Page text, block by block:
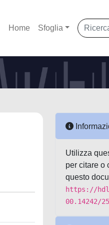
Home Sfoglia
Utilizza
per citare o
questo
https://
00.14242/